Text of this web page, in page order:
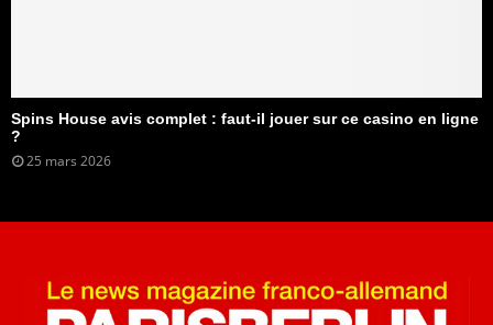
Spins House avis complet : faut-il jouer sur ce casino en ligne
?
25 mars 2026